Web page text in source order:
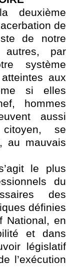
deuxième
de
de notre
par
système
aux
si elles
hommes
aussi
se
au mauvais
le plus
du
des
définies
National, en
et dans
législatif
l’exécution